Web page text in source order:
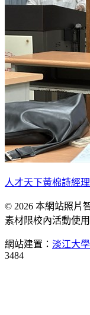
人才天下黃棉詩經理
© 2026 本網站照片
素材限校內活動使
網站建置： 淡江大學
3484